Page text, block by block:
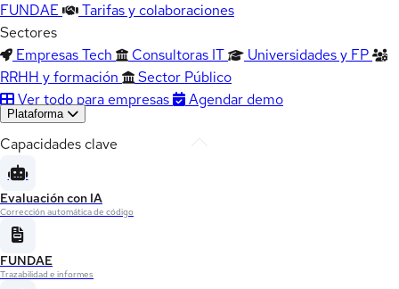
FUNDAE
Tarifas y colaboraciones
Sectores
Empresas Tech
Consultoras IT
Universidades y FP
RRHH y formación
Sector Público
Ver todo para empresas
Agendar demo
Plataforma
Capacidades clave
Evaluación con IA
Corrección automática de código
FUNDAE
Trazabilidad e informes